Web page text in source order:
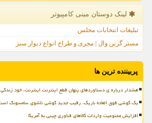
لینک دوستان مینی كامپیوتر
تبلیغات انتخابات مجلس
مستر گرین وال | مجری و طراح انواع دیوار سبز
پربیننده ترین ها
هشدار درباره ی دستاوردهای پنهان قطع اینترنت اینترنت، خود
یک گوشی فوق العاده باریک، رقیب جدید گوشی تاشوی سامسونگ
افزایش ممنوعیت واردات کالاهای فناوری چینی به آمریکا